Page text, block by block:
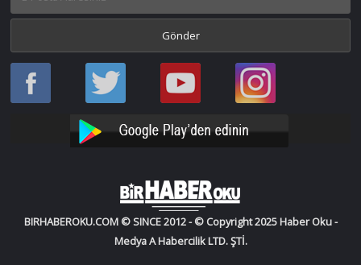
Haber
Oku
Haber
Oku
Bir
Haber
YouTube
Bir
Haber
Instagram
BIRHABEROKU.COM © SINCE 2012 - © Copyright 2025 Haber Oku -
Medya A Habercilik LTD. ŞTİ.